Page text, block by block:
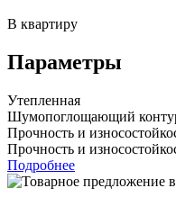
В квартиру
Параметры
Утепленная
Шумопоглощающий
Прочность и
Прочность и
Подробнее